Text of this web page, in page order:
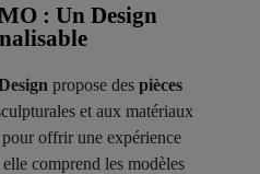
: Un Design
propose des pièces
et aux matériaux
offrir une expérience
comprend les modèles